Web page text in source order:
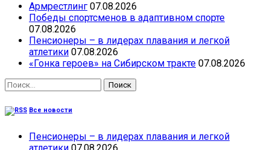
Армрестлинг 07.08.2026
Победы спортсменов в адаптивном спорте
07.08.2026
Пенсионеры – в лидерах плавания и легкой
атлетики 07.08.2026
«Гонка героев» на Сибирском тракте 07.08.2026
Найти:
Все новости
Пенсионеры – в лидерах плавания и легкой